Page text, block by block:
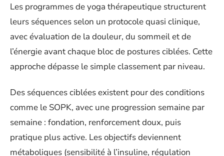
Les programmes de yoga thérapeutique structurent
leurs séquences selon un protocole quasi clinique,
avec évaluation de la douleur, du sommeil et de
l’énergie avant chaque bloc de postures ciblées. Cette
approche dépasse le simple classement par niveau.
Des séquences ciblées existent pour des conditions
comme le SOPK, avec une progression semaine par
semaine : fondation, renforcement doux, puis
pratique plus active. Les objectifs deviennent
métaboliques (sensibilité à l’insuline, régulation